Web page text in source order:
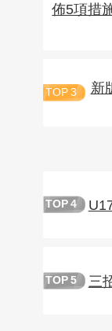
佈5項措
TOP 3 新
TOP 4
TOP 5 三